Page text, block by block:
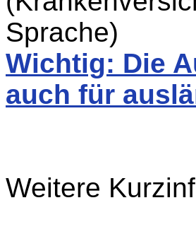
Sprache)
Wichtig: Die
auch für
Weitere